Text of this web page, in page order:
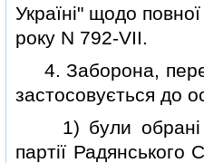
Українi" щодо
року N 792-VII.
4. Заборона,
застосовується до
1) були обранi i
партiї Радянського